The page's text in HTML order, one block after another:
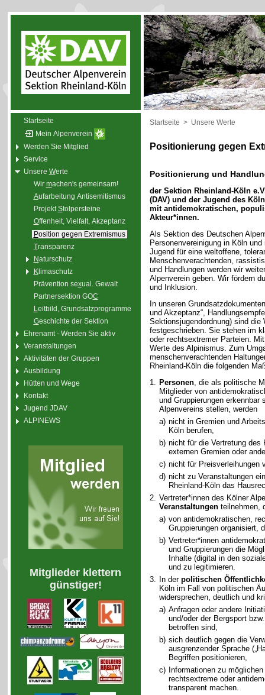
Startseite
Mein Alpenverein
Werden Sie Mitglied
Service
Unsere Werte
Wir machen's gemeinsam!
Aufarbeitung Antisemitismus
ProjektStolpersteine
Offenheit, Vielfalt, Akzeptanz
Position gegen Extremismus
Transparenz
Naturschutz
Klimaschutz
Prävention sexual. Gewalt
Partnersektion GOC
Leitbild, Grundsatzprogramme
Geschichte der Sektion
Ehrenamt - Werden Sie aktiv
Veranstaltungen
Aktivitäten der Gruppen
Ausbildung
Hütten und Wege
Kontakt
Jugend JDAV
ALPINEWS
Mitglieder klettern
günstiger!
Startseite > Unsere Werte
Positionierung gegen
Positionierung und
der Sektion Rheinland-Köln
(DAV) und der Jugend des
mit antidemokratischen,
Akteur*innen.
Als Sektion des Deutschen
Personenvereinigung in Köln
Jugend für eine weltoffene,
Menschenverachtenden,
und Handlungen werden wir
Alpenverein geben. Wir fördern
und Inklusion.
In unseren
und Akzeptanz“,
Sektionsjugendordnung) sind
festgeschrieben. Sie stehen im
oder rechtsextremer Parteien.
Werte des Alpinismus. Zum
menschenverachtenden
Rheinland-Köln die folgenden
1. Personen, die als politische
Mitglieder von
und Gruppierungen
Alpenvereins stellen, werden
a) nicht in Gremien und
Köln berufen,
b) nicht für die Vertretung des
externen Gremien oder
c) nicht für Preisverleihungen
d) nicht zu Veranstaltungen
Rheinland-Köln das
2. Vertreter*innen des Kölner
Veranstaltungenteilnehmen,
a) von antidemokratischen,
Gruppierungen organisiert,
b) Vertreter*innen
und Gruppierungen die
Inhalte (digital in den
und zu legitimieren.
3.
In der politischen
Köln im Fall von politischen
widersprechen, deutlich und
a) Anfragen oder andere
und/oder der Bergsport
betroffen sind,
b) sich deutlich gegen die
ausgrenzender Sprache
Begriffen positionieren,
c)
Informationen zu
rechtsextreme oder
transparent machen.